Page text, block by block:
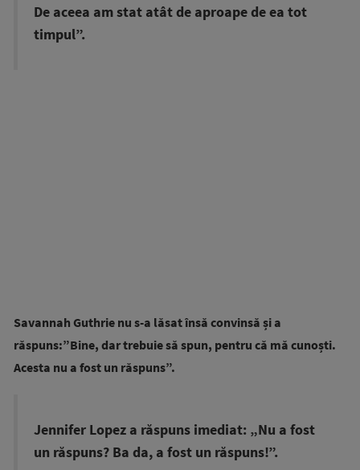
De aceea am stat atât de aproape de ea tot
timpul”.
Savannah Guthrie nu s-a lăsat însă convinsă și a
răspuns:”Bine, dar trebuie să spun, pentru că mă cunoști.
Acesta nu a fost un răspuns”.
Jennifer Lopez a răspuns imediat: „Nu a fost
un răspuns? Ba da, a fost un răspuns!”.